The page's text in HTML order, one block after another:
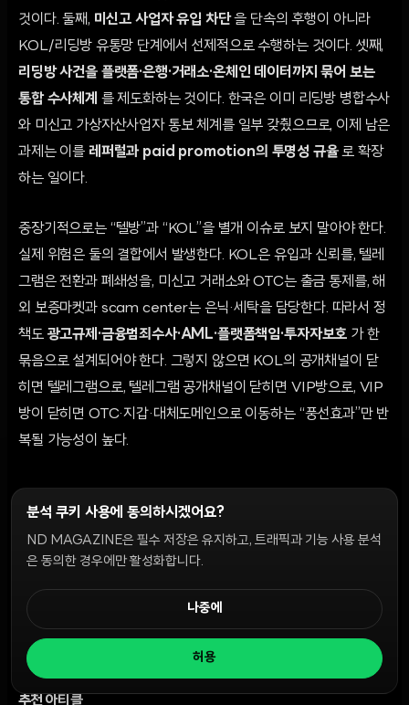
것이다. 둘째, 미신고 사업자 유입 차단을 단속의 후행이 아니라
KOL/리딩방 유통망 단계에서 선제적으로 수행하는 것이다. 셋째,
리딩방 사건을 플랫폼·은행·거래소·온체인 데이터까지 묶어 보는
통합 수사체계
를 제도화하는 것이다. 한국은 이미 리딩방 병합수사
와 미신고 가상자산사업자 통보 체계를 일부 갖췄으므로, 이제 남은
과제는 이를 레퍼럴과 paid promotion의 투명성 규율로 확장
하는 일이다.
중장기적으로는 “텔방”과 “KOL”을 별개 이슈로 보지 말아야 한다.
실제 위험은 둘의 결합에서 발생한다. KOL은 유입과 신뢰를, 텔레
그램은 전환과 폐쇄성을, 미신고 거래소와 OTC는 출금 통제를, 해
외 보증마켓과 scam center는 은닉·세탁을 담당한다. 따라서 정
책도 광고규제·금융범죄수사·AML·플랫폼책임·투자자보호 가 한
묶음으로 설계되어야 한다. 그렇지 않으면 KOL의 공개채널이 닫
히면 텔레그램으로, 텔레그램 공개채널이 닫히면 VIP방으로, VIP
방이 닫히면 OTC·지갑·대체도메인으로 이동하는 “풍선효과”만 반
복될 가능성이 높다.
본 콘텐츠는 정보 및 논평을 위한 것이며 투자 자문이 아닙니다.
기사에 대한 반응을 남겨보세요
추천 아티클
분석 쿠키 사용에 동의하시겠어요?
ND MAGAZINE은 필수 저장은 유지하고, 트래픽과 기능 사용 분석
은 동의한 경우에만 활성화합니다.
나중에
허용